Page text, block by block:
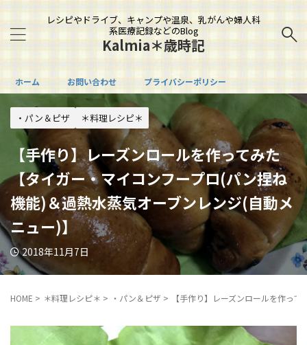
レシピやドライブ、キャンプや温泉、乳がんや婦人科
系医療記録などのBlog
Kalmia＊歳時記
ホーム お問い合わせ プライバシーポリシー
・パン＆ピザ ＊料理レシピ＊
【手作り】レーズンロールを作ってみた
【タイガー・マイコンフープロ(パン捏ね
機能)＆過熱水蒸気オーブンレンジ(自動メ
ニュー)】
2018年11月7日
HOME > ＊料理レシピ＊ > ・パン＆ピザ > 【手作り】レーズンロールを作っ